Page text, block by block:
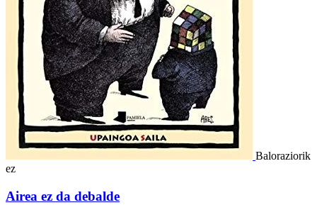
Baloraziorik
ez
Airea ez da debalde